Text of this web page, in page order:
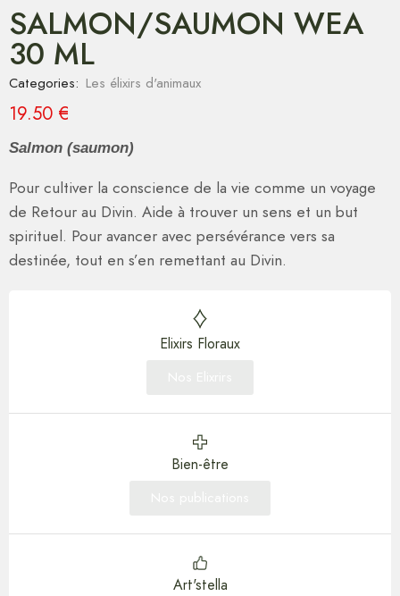
SALMON/SAUMON WEA
30 ML
Categories: Les élixirs d'animaux
19.50 €
Salmon (saumon)
Pour cultiver la conscience de la vie comme un voyage
de Retour au Divin. Aide à trouver un sens et un but
spirituel. Pour avancer avec persévérance vers sa
destinée, tout en s’en remettant au Divin.
Elixirs Floraux
Bien-être
Art'stella